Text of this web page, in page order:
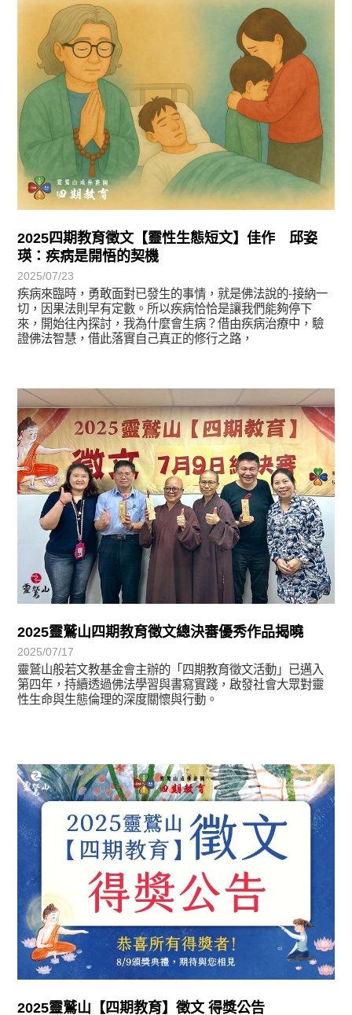
2025四期教育徵文【靈性生態短文】佳作 邱姿
瑛：疾病是開悟的契機
2025/07/23
疾病來臨時，勇敢面對已發生的事情，就是佛法說的-接納一
切，因果法則早有定數。所以疾病恰恰是讓我們能夠停下
來，開始往內探討，我為什麼會生病？借由疾病治療中，驗
證佛法智慧，借此落實自己真正的修行之路，
徵文賞析
2025靈鷲山四期教育徵文總決審優秀作品揭曉
2025/07/17
靈鷲山般若文教基金會主辦的「四期教育徵文活動」已邁入
第四年，持續透過佛法學習與書寫實踐，啟發社會大眾對靈
性生命與生態倫理的深度關懷與行動。
最新消息
2025靈鷲山【四期教育】徵文 得獎公告
最新消息